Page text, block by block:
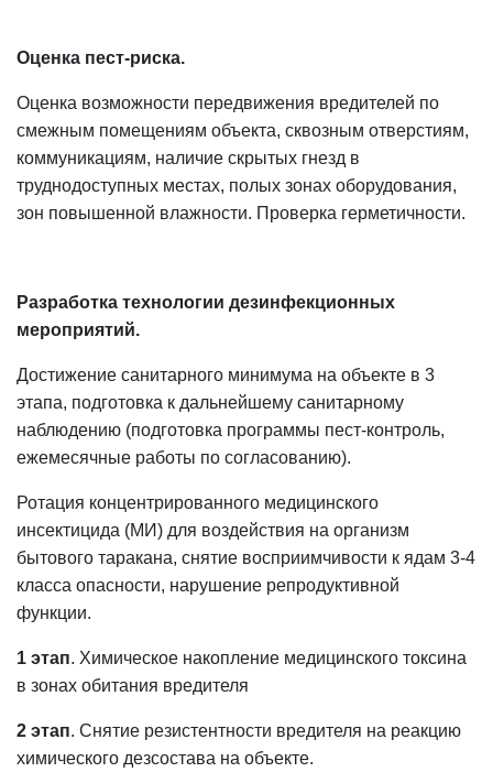
Оценка пест-риска.
Оценка возможности передвижения вредителей по
смежным помещениям объекта, сквозным отверстиям,
коммуникациям, наличие скрытых гнезд в
труднодоступных местах, полых зонах оборудования,
зон повышенной влажности. Проверка герметичности.
Разработка технологии дезинфекционных
мероприятий.
Достижение санитарного минимума на объекте в 3
этапа, подготовка к дальнейшему санитарному
наблюдению (подготовка программы пест-контроль,
ежемесячные работы по согласованию).
Ротация концентрированного медицинского
инсектицида (МИ) для воздействия на организм
бытового таракана, снятие восприимчивости к ядам 3-4
класса опасности, нарушение репродуктивной
функции.
1 этап. Химическое накопление медицинского токсина
в зонах обитания вредителя
2 этап. Снятие резистентности вредителя на реакцию
химического дезсостава на объекте.